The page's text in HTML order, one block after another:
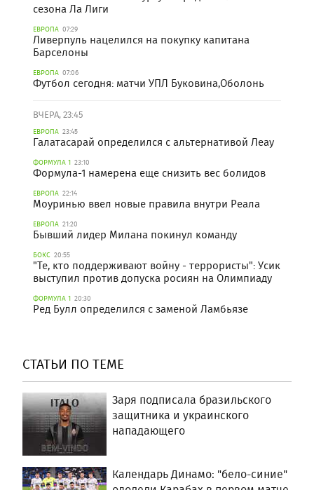
сезона Ла Лиги
ЕВРОПА 07:29
Ливерпуль нацелился на покупку капитана
Барселоны
ЕВРОПА 07:06
Футбол сегодня: матчи УПЛ Буковина,Оболонь
ВЧЕРА, 23:45
ЕВРОПА 23:45
Галатасарай определился с альтернативой Леау
ФОРМУЛА 1 23:10
Формула-1 намерена еще снизить вес болидов
ЕВРОПА 22:14
Моуринью ввел новые правила внутри Реала
ЕВРОПА 21:20
Бывший лидер Милана покинул команду
БОКС 20:55
"Те, кто поддерживают войну - террористы": Усик
выступил против допуска росиян на Олимпиаду
ФОРМУЛА 1 20:30
Ред Булл определился с заменой Ламбьязе
СТАТЬИ ПО ТЕМЕ
Заря подписала бразильского
защитника и украинского
нападающего
Календарь Динамо: "бело-синие"